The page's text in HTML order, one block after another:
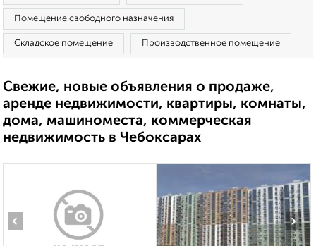
Помещение свободного назначения
Складское помещение Производственное помещение
Свежие, новые объявления о продаже,
аренде недвижимости, квартиры, комнаты,
дома, машиноместа, коммерческая
недвижимость в Чебоксарах
‹ ›